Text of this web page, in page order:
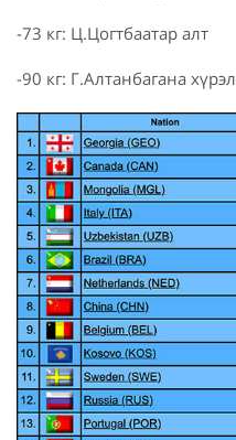
-73 кг: Ц.Цогтбаатар алт
-90 кг: Г.Алтанбагана хүрэл